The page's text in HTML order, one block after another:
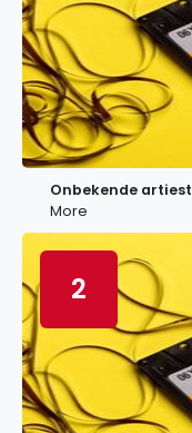
Onbekende artiest
More
2